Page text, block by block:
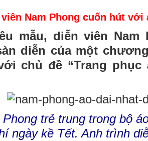
Nam Phong cuốn hút với
mẫu, diễn viên Nam
diễn của một
chủ đề “Trang
trẻ trung trong bộ
ngày kề Tết. Anh trình